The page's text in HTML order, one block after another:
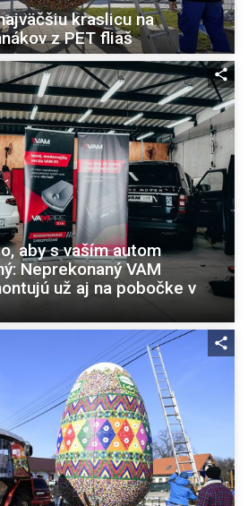
kraslicu na
z PET fliaš
aby s vaším autom
Neprekonaný VAM
už aj na pobočke v